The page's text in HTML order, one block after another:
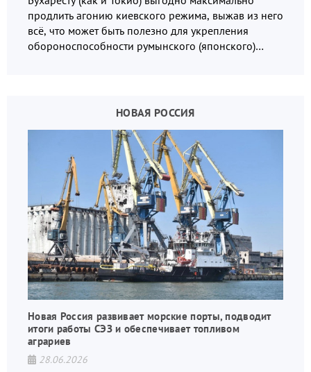
продлить агонию киевского режима, выжав из него
всё, что может быть полезно для укрепления
обороноспособности румынского (японского)
НОВАЯ РОССИЯ
Новая Россия развивает морские порты, подводит
итоги работы СЭЗ и обеспечивает топливом
аграриев
28.06.2026